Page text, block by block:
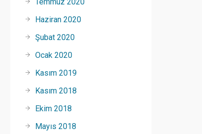
Haziran 2020
Şubat 2020
Ocak 2020
Kasım 2019
Kasım 2018
Ekim 2018
Mayıs 2018